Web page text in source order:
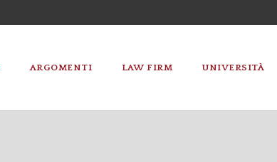
ARGOMENTI LAW FIRM UNIVERSITÀ